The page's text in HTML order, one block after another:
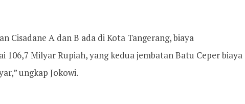
Cisadane A dan B ada di Kota Tangerang, biaya
106,7 Milyar Rupiah, yang kedua jembatan Batu Ceper biaya
ungkap Jokowi.